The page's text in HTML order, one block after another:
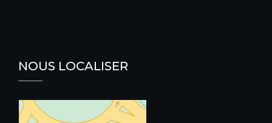
NOUS LOCALISER